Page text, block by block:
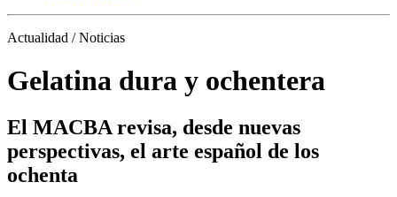
Actualidad / Noticias
Gelatina dura y ochentera
El MACBA revisa, desde nuevas
perspectivas, el arte español de los
ochenta